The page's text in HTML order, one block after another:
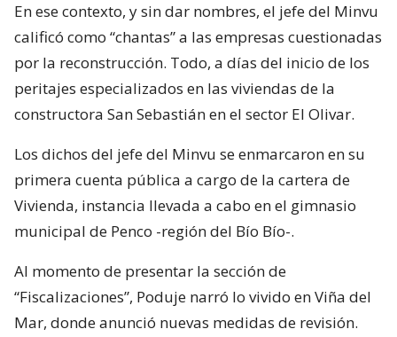
En ese contexto, y sin dar nombres, el jefe del Minvu
calificó como “chantas” a las empresas cuestionadas
por la reconstrucción. Todo, a días del inicio de los
peritajes especializados en las viviendas de la
constructora San Sebastián en el sector El Olivar.
Los dichos del jefe del Minvu se enmarcaron en su
primera cuenta pública a cargo de la cartera de
Vivienda, instancia llevada a cabo en el gimnasio
municipal de Penco -región del Bío Bío-.
Al momento de presentar la sección de
“Fiscalizaciones”, Poduje narró lo vivido en Viña del
Mar, donde anunció nuevas medidas de revisión.